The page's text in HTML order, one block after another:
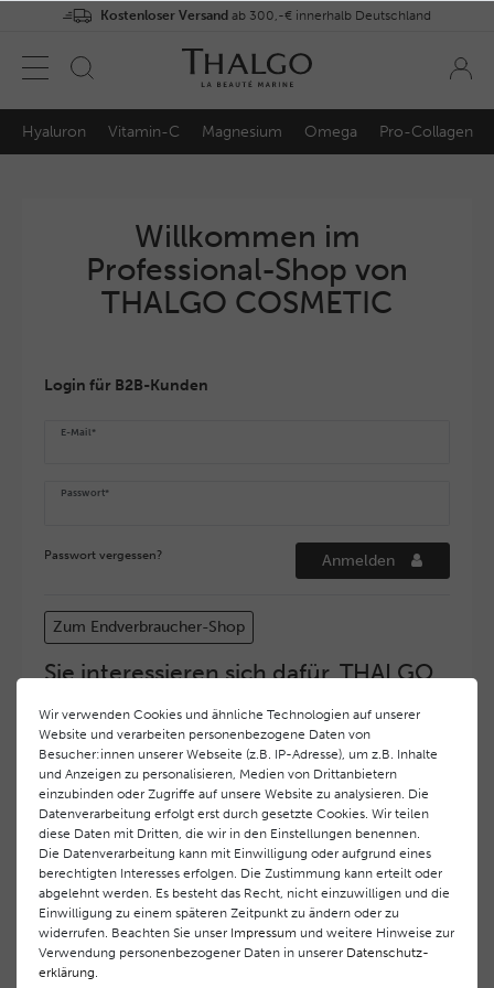
Kostenloser Versand ab 300,-€ innerhalb Deutschland
Hyaluron Vitamin-C Magnesium Omega Pro-Collagen
Willkommen im
Professional-Shop von
THALGO COSMETIC
Login für B2B-Kunden
E-Mail*
Passwort*
Passwort vergessen? Anmelden
Zum Endverbraucher-Shop
Sie interessieren sich dafür, THALGO
werden?
Hohe Servicequalität und ein exzellentes Markenimage
haben beiTHALGO COSMETICoberste Priorität.
Anspruchsvollen Endverbrauchern möchten wir ein
hohes Qualitätsniveau und gleichzeitig eine
überdurchschnittliche Behandlungs- und Serviceleistung
gewährleisten. Deshalb haben wir ein selektives
Vertriebssystem eingeführt. THALGO COSMETICPartner
werden auf diese Weise wirtschaftlich unterstützt,
während Endverbrauchern eine stets gleichbleibend hohe
Dienstleistungsqualität und ein innovatives Produkt- und
Wir verwenden Cookies und ähnliche Technologien auf unserer
Website und verarbeiten personenbezogene Daten von
Besucher:innen unserer Webseite (z.B. IP-Adresse), um z.B. Inhalte
und Anzeigen zu personalisieren, Medien von Drittanbietern
einzubinden oder Zugriffe auf unsere Website zu analysieren. Die
Datenverarbeitung erfolgt erst durch gesetzte Cookies. Wir teilen
diese Daten mit Dritten, die wir in den Einstellungen benennen.
Die Datenverarbeitung kann mit Einwilligung oder aufgrund eines
berechtigten Interesses erfolgen. Die Zustimmung kann erteilt oder
abgelehnt werden. Es besteht das Recht, nicht einzuwilligen und die
Einwilligung zu einem späteren Zeitpunkt zu ändern oder zu
widerrufen. Beachten Sie unser Impressum und weitere Hinweise zur
Verwendung personenbezogener Daten in unserer Daten­schutz­
erklärung.